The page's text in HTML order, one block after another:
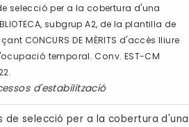
selecció per a la cobertura d'una
subgrup A2, de la plantilla de
CONCURS DE MÈRITS d'accés lliure
temporal. Conv. EST-CM
d'estabilització
de selecció per a la cobertura d'una